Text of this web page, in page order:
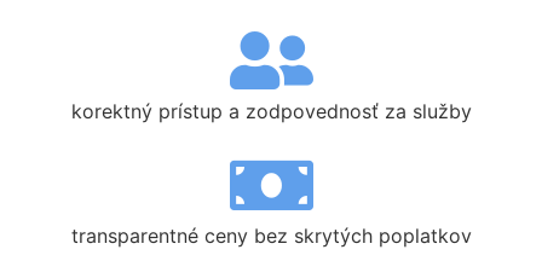
korektný prístup a zodpovednosť za služby
transparentné ceny bez skrytých poplatkov